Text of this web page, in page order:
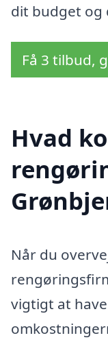
dit budget og
Få 3 tilbud,
Hvad
Når du
vigtigt at